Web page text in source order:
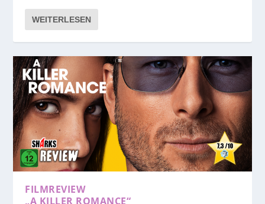
WEITERLESEN
FILMREVIEW
„A KILLER ROMANCE“